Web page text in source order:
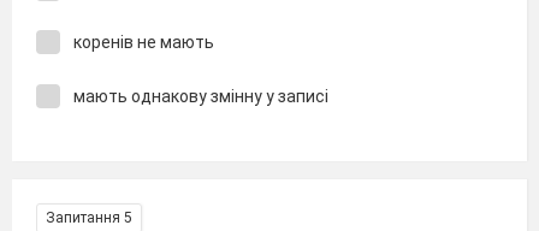
коренів не мають
мають однакову змінну у записі
Запитання 5